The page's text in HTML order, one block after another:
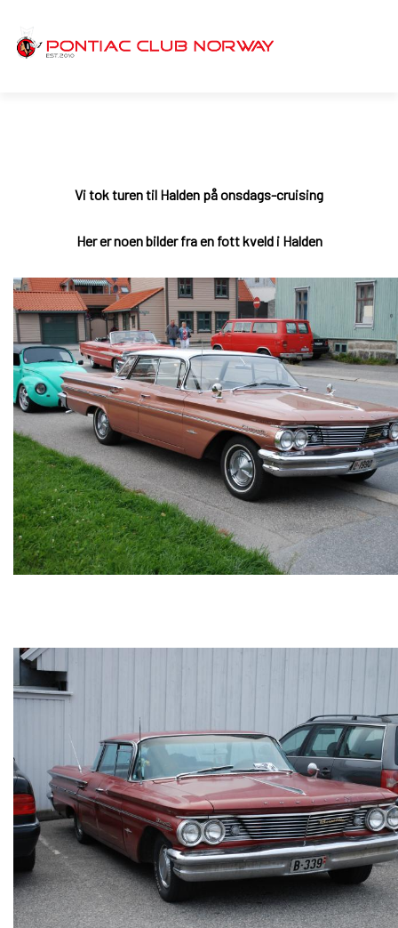
Vi tok turen til Halden på onsdags-cruising
Her er noen bilder fra en fott kveld i Halden